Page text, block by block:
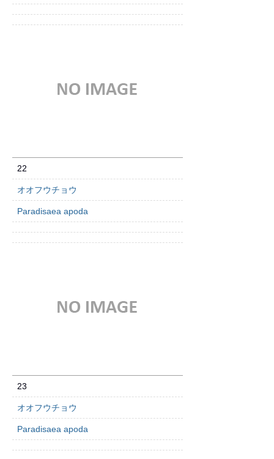
22
オオフウチョウ
Paradisaea apoda
23
オオフウチョウ
Paradisaea apoda